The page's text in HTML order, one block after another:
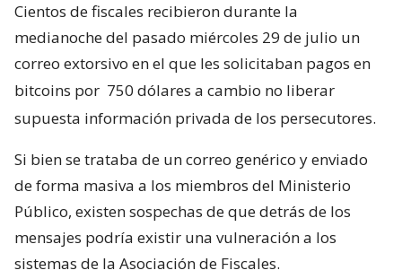
Cientos de fiscales recibieron durante la
medianoche del pasado miércoles 29 de julio un
correo extorsivo en el que les solicitaban pagos en
bitcoins por 750 dólares a cambio no liberar
supuesta información privada de los persecutores.
Si bien se trataba de un correo genérico y enviado
de forma masiva a los miembros del Ministerio
Público, existen sospechas de que detrás de los
mensajes podría existir una vulneración a los
sistemas de la Asociación de Fiscales.